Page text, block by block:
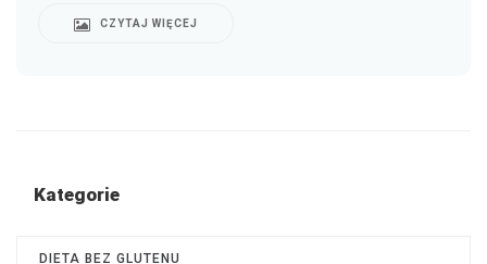
CZYTAJ WIĘCEJ
Kategorie
DIETA BEZ GLUTENU